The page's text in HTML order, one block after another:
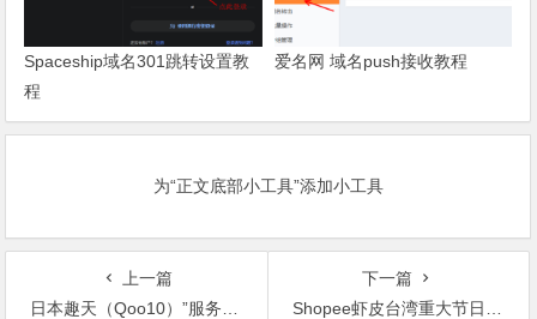
Spaceship域名301跳转设置教
程
爱名网 域名push接收教程
为“正文底部小工具”添加小工具
上一篇
日本趣天（Qoo10）”服务手续费改定通知（日本国外发送订单）”
下一篇
Shopee虾皮台湾重大节日日历